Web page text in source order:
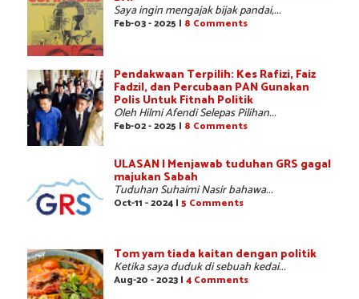
Saya ingin mengajak bijak pandai,...
Feb-03 - 2025 | 8 Comments
Pendakwaan Terpilih: Kes Rafizi, Faiz
Fadzil, dan Percubaan PAN Gunakan
Polis Untuk Fitnah Politik
Oleh Hilmi Afendi Selepas Pilihan...
Feb-02 - 2025 | 8 Comments
ULASAN | Menjawab tuduhan GRS gagal
majukan Sabah
Tuduhan Suhaimi Nasir bahawa...
Oct-11 - 2024 | 5 Comments
Tom yam tiada kaitan dengan politik
Ketika saya duduk di sebuah kedai...
Aug-20 - 2023 | 4 Comments